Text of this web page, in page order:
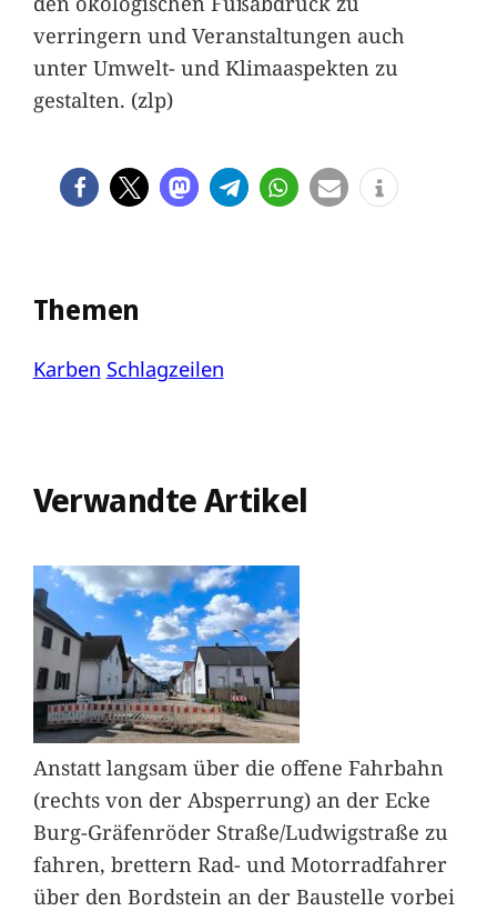
verringern und Veranstaltungen auch
unter Umwelt- und Klimaaspekten zu
gestalten. (zlp)
Themen
Karben Schlagzeilen
Verwandte Artikel
Anstatt langsam über die offene Fahrbahn
(rechts von der Absperrung) an der Ecke
Burg-Gräfenröder Straße/Ludwigstraße zu
fahren, brettern Rad- und Motorradfahrer
über den Bordstein an der Baustelle vorbei